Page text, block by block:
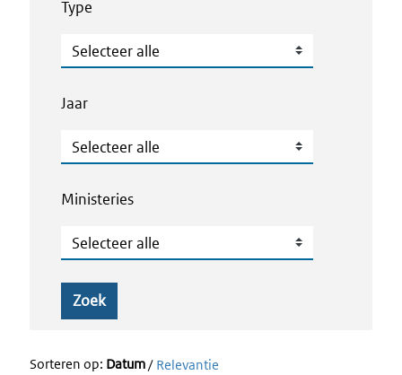
Type
Type
Jaar
Jaar
Ministeries
Ministeries
Zoek
Sorteren op: Datum/ Relevantie